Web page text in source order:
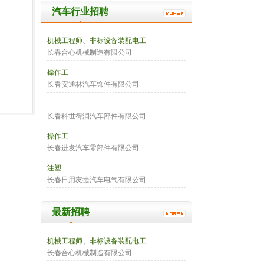
汽车行业招聘
机械工程师、非标设备装配电工
长春合心机械制造有限公司
操作工
长春安通林汽车饰件有限公司
长春科世得润汽车部件有限公司..
操作工
长春进发汽车零部件有限公司
注塑
长春日用友捷汽车电气有限公司..
最新招聘
机械工程师、非标设备装配电工
长春合心机械制造有限公司